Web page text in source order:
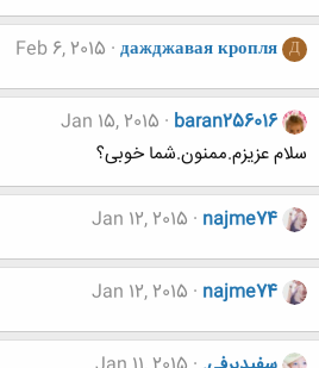
Д
дажджавая кропля
Feb 6, 2015
baran256016
Jan 15, 2015
سلام عزیزم.ممنون.شما خوبی؟
najme74
Jan 12, 2015
najme74
Jan 12, 2015